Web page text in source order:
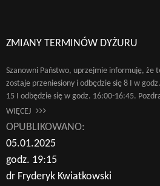
ZMIANY TERMINÓW DYŻURU
Szanowni Państwo, uprzejmie informuję, że
zostaje przeniesiony i odbędzie się 8 I w
15 I odbędzie się w godz. 16:00-16:45.
WIĘCEJ
OPUBLIKOWANO:
05.01.2025
godz. 19:15
dr Fryderyk Kwiatkowski